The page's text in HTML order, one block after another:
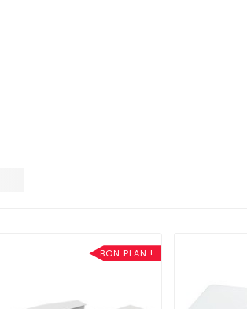
BON PLAN !